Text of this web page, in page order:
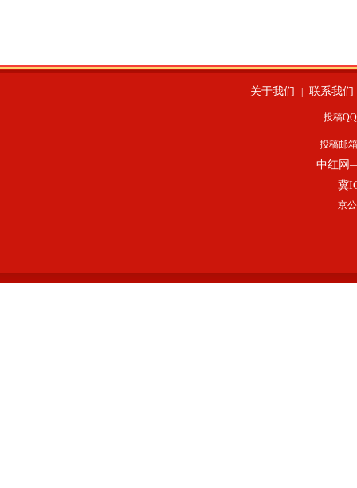
关于我们 联系我们
投稿
投稿邮
中红网
冀
京